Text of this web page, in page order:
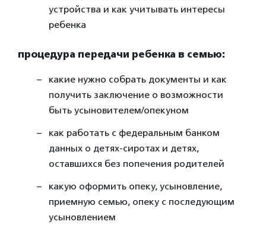
устройства и как учитывать интересы
ребенка
процедура передачи ребенка в семью:
какие нужно собрать документы и как
получить заключение о возможности
быть усыновителем/опекуном
как работать с федеральным банком
данных о детях-сиротах и детях,
оставшихся без попечения родителей
какую оформить опеку, усыновление,
приемную семью, опеку с последующим
усыновлением